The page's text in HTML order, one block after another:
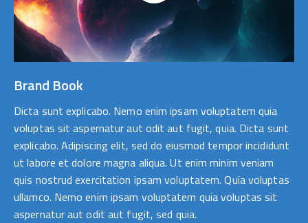
Brand Book
Dicta sunt explicabo. Nemo enim ipsam voluptatem quia
voluptas sit aspernatur aut odit aut fugit, quia. Dicta sunt
explicabo. Adipiscing elit, sed do eiusmod tempor incididunt
ut labore et dolore magna aliqua. Ut enim minim veniam
quis nostrud exercitation ipsam voluptatem. Quia voluptas
ullamco. Nemo enim ipsam voluptatem quia voluptas sit
aspernatur aut odit aut fugit, sed quia.